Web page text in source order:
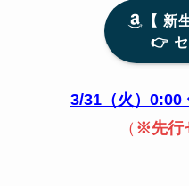
【 新
👉️
3/31（火）0:00
（ ※先行